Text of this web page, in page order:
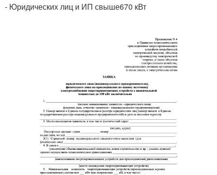
- Юридических лиц и ИП свыше670 кВт